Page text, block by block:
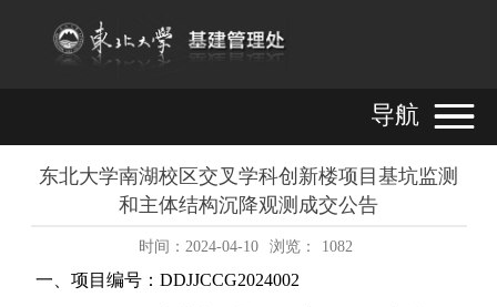
导航
东北大学南湖校区交叉学科创新楼项目基坑监测
和主体结构沉降观测成交公告
时间：2024-04-10 浏览： 1082
一、项目编号： DDJJCCG2024002